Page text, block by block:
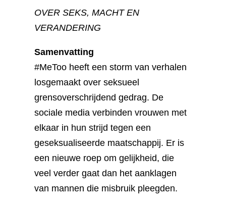
OVER SEKS, MACHT EN
VERANDERING
Samenvatting
#MeToo heeft een storm van verhalen
losgemaakt over seksueel
grensoverschrijdend gedrag. De
sociale media verbinden vrouwen met
elkaar in hun strijd tegen een
geseksualiseerde maatschappij. Er is
een nieuwe roep om gelijkheid, die
veel verder gaat dan het aanklagen
van mannen die misbruik pleegden.